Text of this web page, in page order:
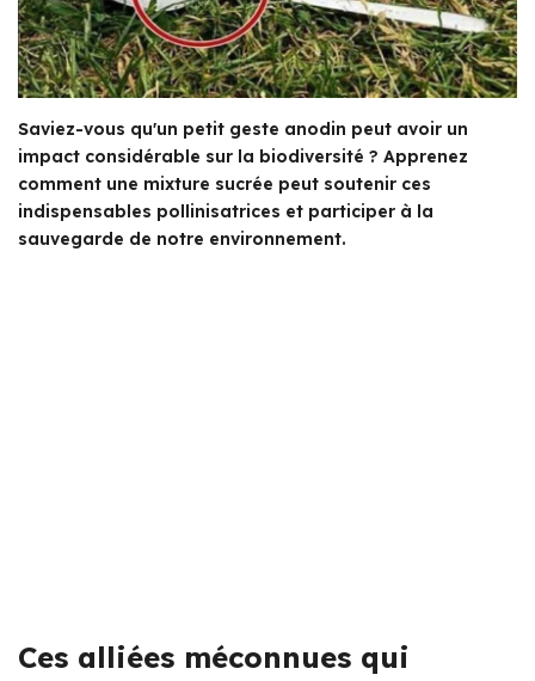
Saviez-vous qu'un petit geste anodin peut avoir un
impact considérable sur la biodiversité ? Apprenez
comment une mixture sucrée peut soutenir ces
indispensables pollinisatrices et participer à la
sauvegarde de notre environnement.
Ces alliées méconnues qui